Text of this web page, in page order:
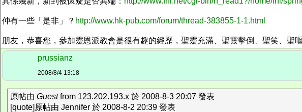
仲有一些「是非」？ http://www.hk-pub.com/forum/thread-383855-1-1.html
朋友，恭喜您，參加靈恩派教會是很有趣的經歷，聖靈充滿、聖靈擊倒、聖笑、聖
prussianz
2008/8/4 13:18
原帖由 Guestfrom 123.202.193.x 於 2008-8-3 20:07 發表
[quote]原帖由 Jennifer 於 2008-8-2 20:39 發表